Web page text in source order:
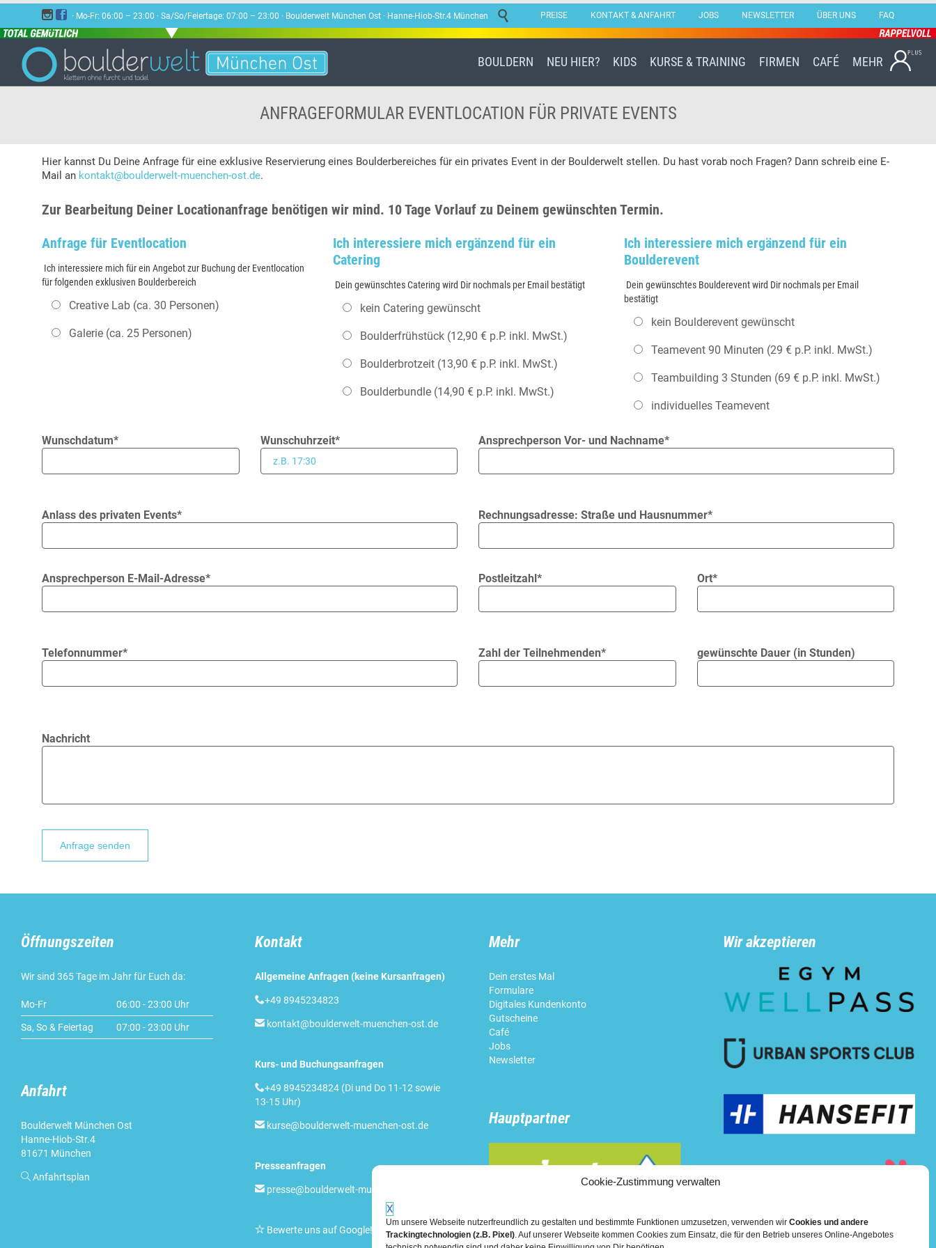
Cookie-Zustimmung verwalten
X
Um unsere Webseite nutzerfreundlich zu gestalten und bestimmte Funktionen umzusetzen, verwenden wir Cookies und andere
Trackingtechnologien (z.B. Pixel). Auf unserer Webseite kommen Cookies zum Einsatz, die für den Betrieb unseres Online-Angebotes
  · Mo-Fr: 06:00 – 23:00 · Sa/So/Feiertage: 07:00 – 23:00 · Boulderwelt München Ost · Hanne-Hiob-Str.4 München  PREISE KONTAKT & ANFAHRT JOBS NEWSLETTER ÜBER UNS FAQ
Skip
to
BOULDERN NEU HIER? KIDS KURSE & TRAINING FIRMEN CAFÉ MEHR
ANFRAGEFORMULAR EVENTLOCATION FÜR PRIVATE EVENTS
Hier kannst Du Deine Anfrage für eine exklusive Reservierung eines Boulderbereiches für ein privates Event in der Boulderwelt stellen. Du hast vorab noch Fragen? Dann schreib eine E-
Mail an kontakt@boulderwelt-muenchen-ost.de.
Zur Bearbeitung Deiner Locationanfrage benötigen wir mind. 10 Tage Vorlauf zu Deinem gewünschten Termin.
Anfrage für Eventlocation
Ich interessiere mich für ein Angebot zur Buchung der Eventlocation
für folgenden exklusiven Boulderbereich
Creative Lab (ca. 30 Personen)
Galerie (ca. 25 Personen)
Ich interessiere mich ergänzend für ein
Catering
Dein gewünschtes Catering wird Dir nochmals per Email bestätigt
kein Catering gewünscht
Boulderfrühstück (12,90 € p.P. inkl. MwSt.)
Boulderbrotzeit (13,90 € p.P. inkl. MwSt.)
Boulderbundle (14,90 € p.P. inkl. MwSt.)
Ich interessiere mich ergänzend für ein
Boulderevent
Dein gewünschtes Boulderevent wird Dir nochmals per Email
bestätigt
kein Boulderevent gewünscht
Teamevent 90 Minuten (29 € p.P. inkl. MwSt.)
Teambuilding 3 Stunden (69 € p.P. inkl. MwSt.)
individuelles Teamevent
Wunschdatum* Wunschuhrzeit* Ansprechperson Vor- und Nachname*
Anlass des privaten Events* Rechnungsadresse: Straße und Hausnummer*
Ansprechperson E-Mail-Adresse* Postleitzahl* Ort*
Telefonnummer* Zahl der Teilnehmenden* gewünschte Dauer (in Stunden)
Nachricht
Bitte lasse dieses Feld leer.
Öffnungszeiten
Wir sind 365 Tage im Jahr für Euch da:
Mo-Fr 06:00 - 23:00 Uhr
Sa, So & Feiertag 07:00 - 23:00 Uhr
Anfahrt
Boulderwelt München Ost
Hanne-Hiob-Str.4
81671 München
 Anfahrtsplan
Kontakt
Allgemeine Anfragen (keine Kursanfragen)
+49 8945234823
 kontakt@boulderwelt-muenchen-ost.de
Kurs- und Buchungsanfragen
+49 8945234824 (Di und Do 11-12 sowie
13-15 Uhr)
 kurse@boulderwelt-muenchen-ost.de
Presseanfragen
 presse@boulderwelt-muenchen-ost.de
 Bewerte uns auf Google!
Mehr
Dein erstes Mal
Formulare
Digitales Kundenkonto
Gutscheine
Café
Jobs
Newsletter
Hauptpartner
Wir akzeptieren
Mehr über die Boulderwelt